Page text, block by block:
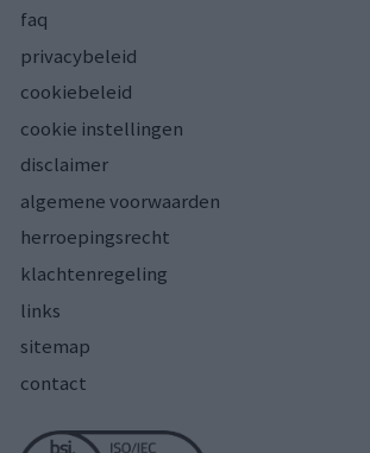
faq
privacybeleid
cookiebeleid
cookie instellingen
disclaimer
algemene voorwaarden
herroepingsrecht
klachtenregeling
links
sitemap
contact